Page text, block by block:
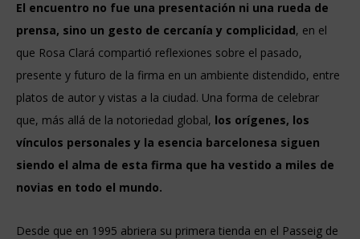
El encuentro no fue una presentación ni una rueda de
prensa, sino un gesto de cercanía y complicidad, en el
que Rosa Clará compartió reflexiones sobre el pasado,
presente y futuro de la firma en un ambiente distendido, entre
platos de autor y vistas a la ciudad. Una forma de celebrar
que, más allá de la notoriedad global, los orígenes, los
vínculos personales y la esencia barcelonesa siguen
siendo el alma de esta firma que ha vestido a miles de
novias en todo el mundo.
Desde que en 1995 abriera su primera tienda en el Passeig de